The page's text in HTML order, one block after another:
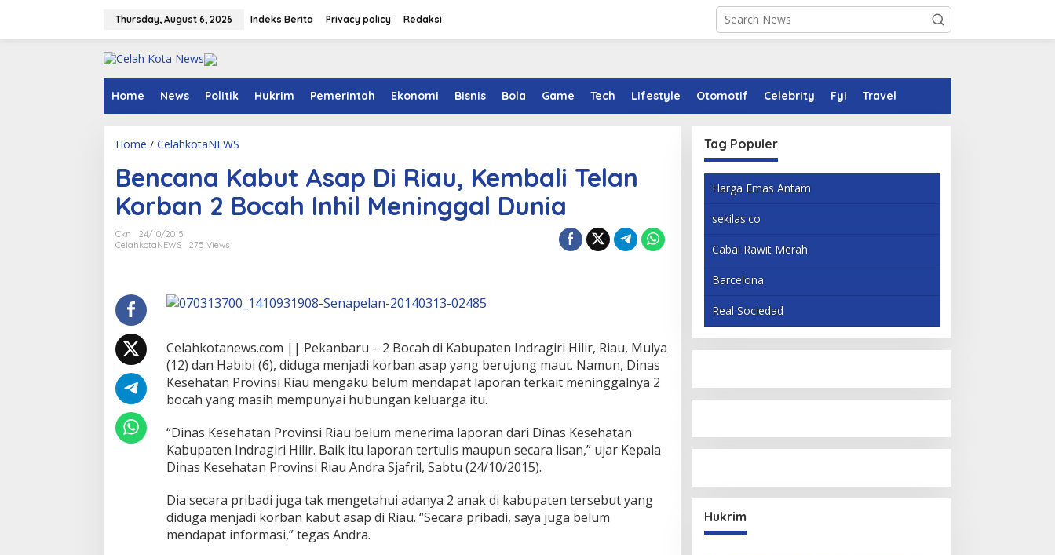
Thursday, August 6, 2026 Indeks Berita Privacy policy Redaksi
Home News Politik Hukrim Pemerintah Ekonomi Bisnis Bola Game Tech Lifestyle Otomotif Celebrity Fyi Travel
Home / CelahkotaNEWS
n
c
a
n
t
A
a
p
D
i
R
a
u
,
K
m
b
a
l
Bencana Kabut Asap Di Riau, Kembali Telan
Korban 2 Bocah Inhil Meninggal Dunia
Ckn
24/10/2015
CelahkotaNEWS
275 Views
Celahkotanews.com || Pekanbaru – 2 Bocah di Kabupaten Indragiri Hilir, Riau, Mulya
(12) dan Habibi (6), diduga menjadi korban asap yang berujung maut. Namun, Dinas
Kesehatan Provinsi Riau mengaku belum mendapat laporan terkait meninggalnya 2
bocah yang masih mempunyai hubungan keluarga itu.
“Dinas Kesehatan Provinsi Riau belum menerima laporan dari Dinas Kesehatan
Kabupaten Indragiri Hilir. Baik itu laporan tertulis maupun secara lisan,” ujar Kepala
Dinas Kesehatan Provinsi Riau Andra Sjafril, Sabtu (24/10/2015).
Dia secara pribadi juga tak mengetahui adanya 2 anak di kabupaten tersebut yang
diduga menjadi korban kabut asap di Riau. “Secara pribadi, saya juga belum
mendapat informasi,” tegas Andra.
Tag Populer
Harga Emas Antam
sekilas.co
Cabai Rawit Merah
Barcelona
Real Sociedad
Hukrim